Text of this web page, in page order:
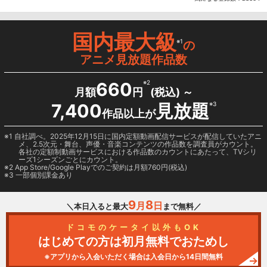
国内最大級※1の
アニメ見放題作品数
月額660 円
※2
(税込) ～
7,400作品以上が見放題※3
1 自社調べ。2025年12月15日に国内定額動画配信サービスが配信していたアニ
メ、2.5次元・舞台、声優・音楽コンテンツの作品数を調査員がカウント。
各社の定額制動画サービスにおける作品数のカウントにあたって、TVシリ
ーズ1シーズンごとにカウント。
2 App Store/Google Playでのご契約は月額760円(税込)
3 一部個別課金あり
＼本日入ると最大9月 8日 まで無料／
ドコモのケータイ以外もOK
はじめての方は初月無料でおためし
※アプリから入会いただく場合は入会日から14日間無料